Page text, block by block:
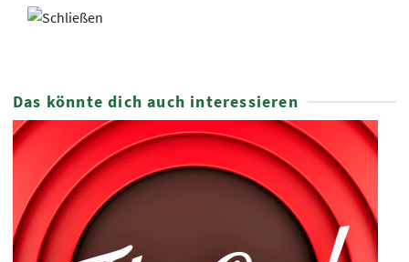
Das könnte dich auch interessieren